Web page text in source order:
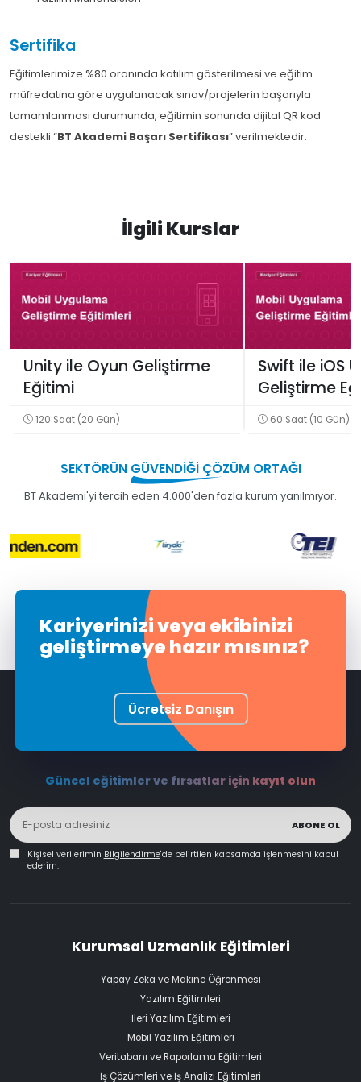
Sertifika
Eğitimlerimize %80 oranında katılım gösterilmesi ve eğitim
müfredatına göre uygulanacak sınav/projelerin başarıyla
tamamlanması durumunda, eğitimin sonunda dijital QR kod
destekli “BT Akademi Başarı Sertifikası” verilmektedir.
İlgili Kurslar
Unity ile Oyun Geliştirme
Eğitimi
120 Saat (20 Gün)
Swift ile iOS
Geliştirme
60 Saat (10 Gün)
SEKTÖRÜN GÜVENDİĞİÇÖZÜM ORTAĞI
BT Akademi'yi tercih eden 4.000'den fazla kurum yanılmıyor.
Kariyerinizi veya ekibinizi
geliştirmeye hazır mısınız?
Ücretsiz Danışın
Güncel eğitimler ve fırsatlar için kayıt olun
ABONE OL
Kişisel verilerimin Bilgilendirme'de belirtilen kapsamda işlenmesini kabul
ederim.
Kurumsal Uzmanlık Eğitimleri
Yapay Zeka ve Makine Öğrenmesi
Yazılım Eğitimleri
İleri Yazılım Eğitimleri
Mobil Yazılım Eğitimleri
Veritabanı ve Raporlama Eğitimleri
İş Çözümleri ve İş Analizi Eğitimleri